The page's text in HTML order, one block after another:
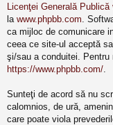
Licenţei Generală Publică
la www.phpbb.com .
ca mijloc de comunicare
ceea ce site-ul acceptă
şi/sau a conduitei.
https://www.phpbb.com/
Sunteţi de acord să nu
calomnios, de ură,
care poate viola